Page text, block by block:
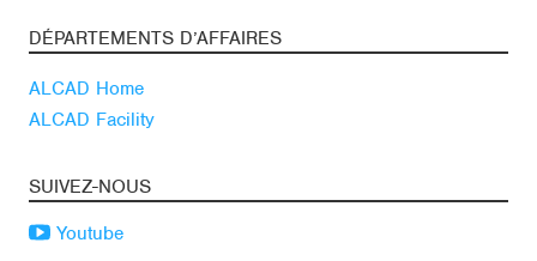
DÉPARTEMENTS D’AFFAIRES
ALCAD Home
ALCAD Facility
SUIVEZ-NOUS
Youtube